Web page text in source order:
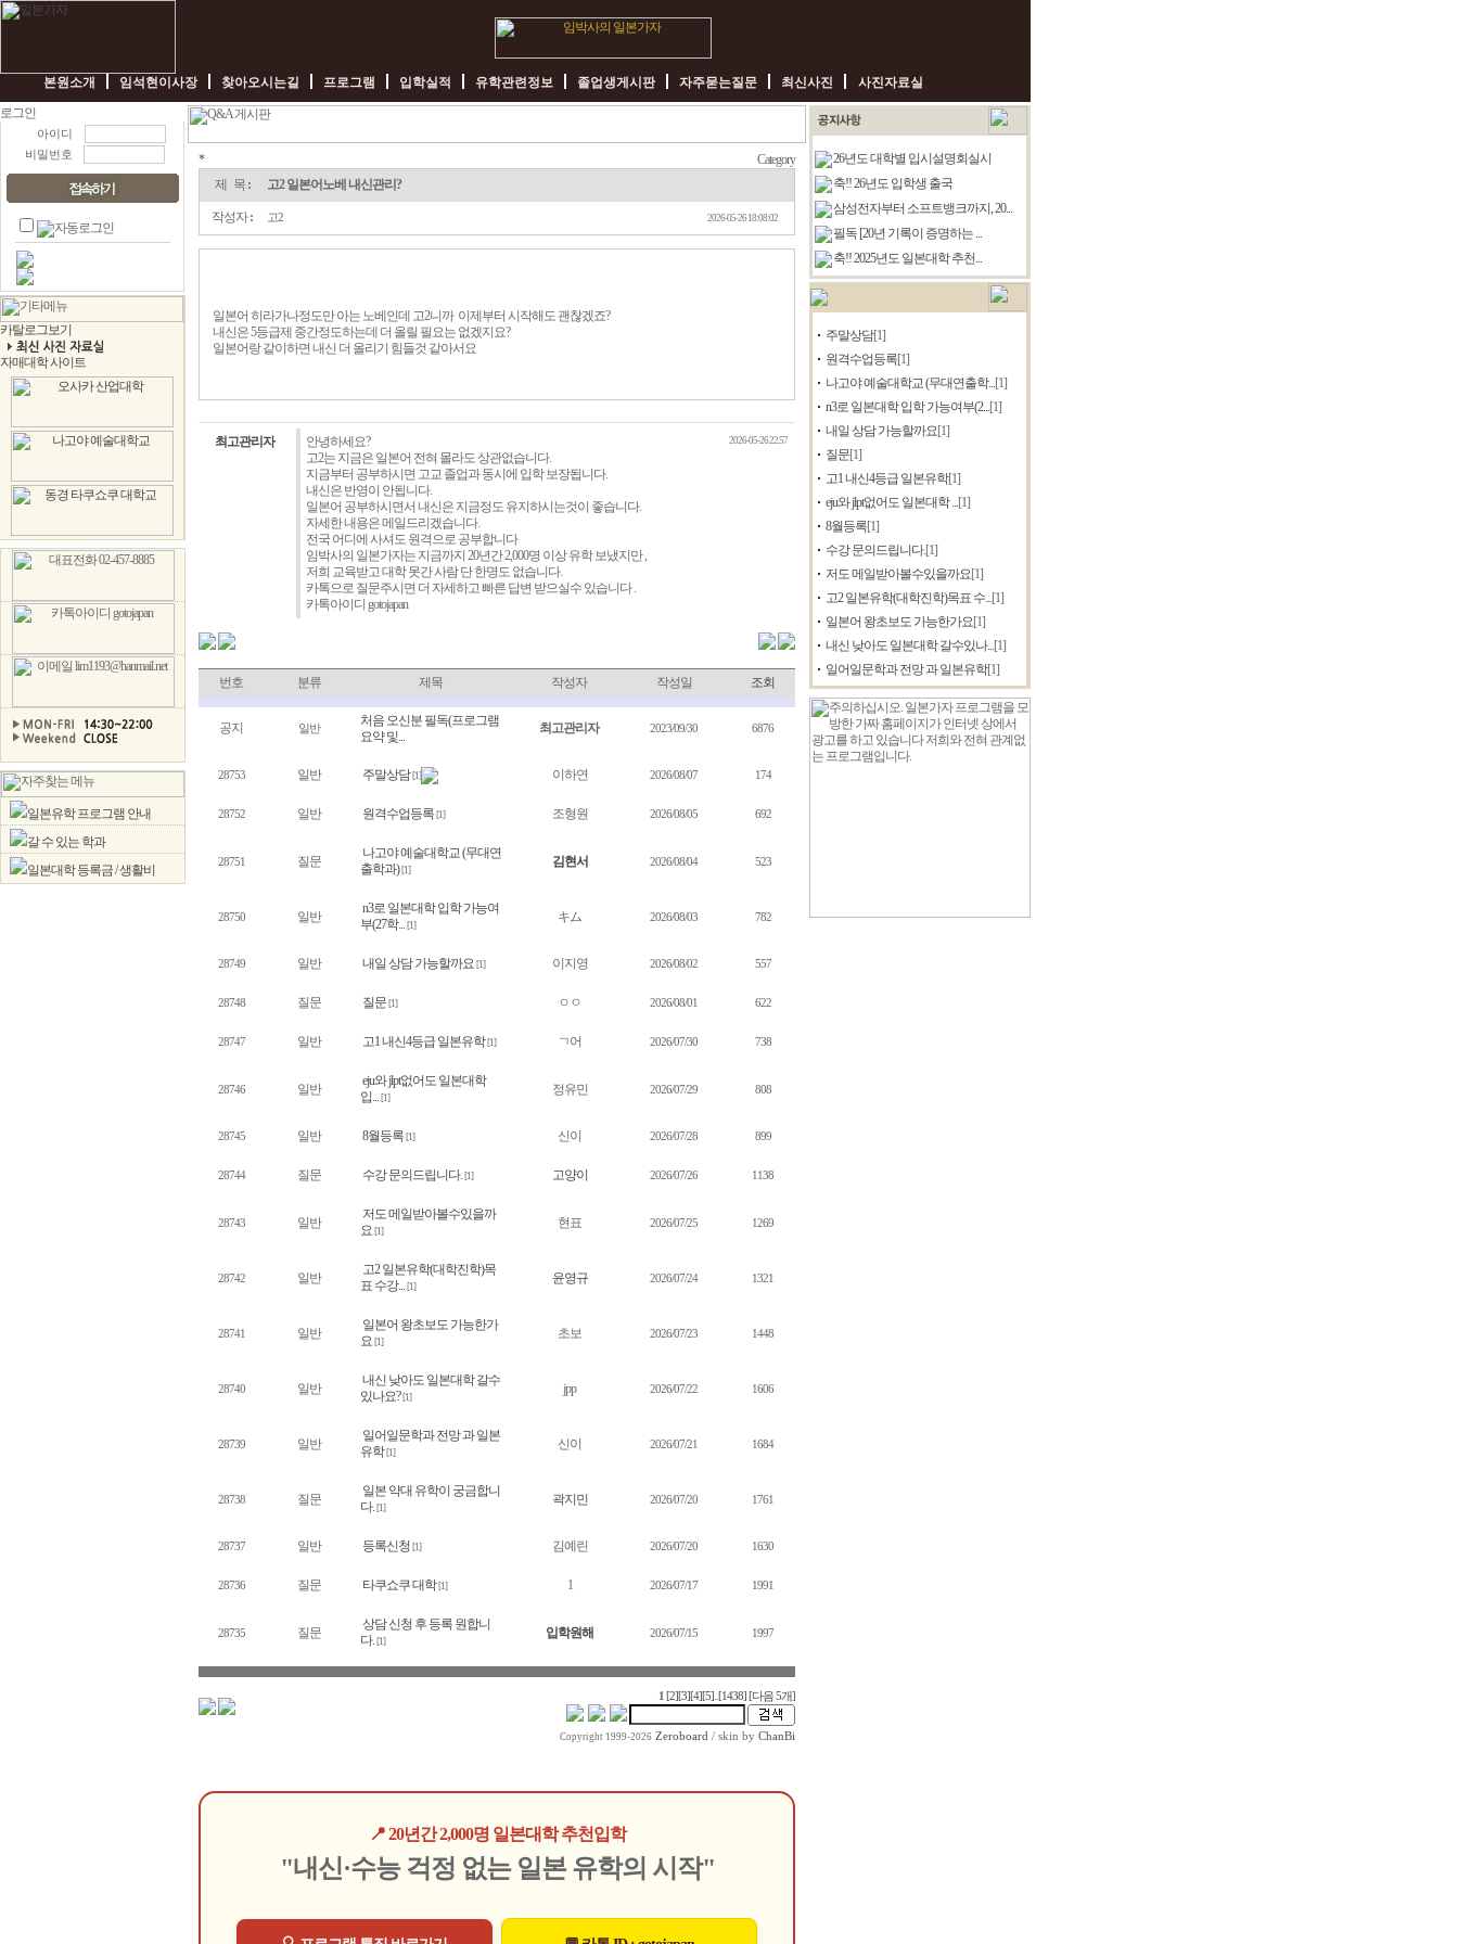
본원소개 임석현이사장 찾아오시는길 프로그램 입학실적 유학관련정보 졸업생게시판 자주묻는질문 최신사진 사진자료실
아이디
비밀번호
일본유학 프로그램 안내
갈 수 있는 학과
일본대학 등록금 / 생활비
* Category
고
일
본
어
노
신
관
리?
사
일
본
가
제 목 : 고2 일본어노베 내신관리?
작성자: 고2 2026-05-26 18:08:02
일본어 히라가나정도만 아는 노베인데 고2니까 이제부터 시작해도 괜찮겠죠?
내신은 5등급제 중간정도하는데 더 올릴 필요는 없겠지요?
일본어랑 같이하면 내신 더 올리기 힘들것 같아서요
최고관리자
안녕하세요?
고2는 지금은 일본어 전혀 몰라도 상관없습니다.
지금부터 공부하시면 고교 졸업과 동시에 입학 보장됩니다.
내신은 반영이 안됩니다.
일본어 공부하시면서 내신은 지금정도 유지하시는것이 좋습니다.
자세한 내용은 메일드리겠습니다.
전국 어디에 사셔도 원격으로 공부합니다
임박사의 일본가자는 지금까지 20년간 2,000명 이상 유학 보냈지만 ,
저희 교육받고 대학 못간 사람 단 한명도 없습니다.
카톡으로 질문주시면 더 자세하고 빠른 답변 받으실수 있습니다 .
카톡아이디 gotojapan
2026-05-26 22.57
번호 분류 제목 작성자 작성일 조회
공지 일반
처음 오신분 필독(프로그램
요약 및...
최고관리자 2023/09/30 6876
28753 일반 주말상담 [1] 이하연 2026/08/07 174
28752 일반 원격수업등록 [1] 조형원 2026/08/05 692
28751 질문
나고야 예술대학교 (무대연
출학과) [1]
김현서 2026/08/04 523
28750 일반
n3로 일본대학 입학 가능여
부(27학... [1]
キム 2026/08/03 782
28749 일반 내일 상담 가능할까요 [1] 이지영 2026/08/02 557
28748 질문 질문 [1] ㅇㅇ 2026/08/01 622
28747 일반 고1 내신4등급 일본유학 [1] ㄱ어 2026/07/30 738
28746 일반
eju와 jlpt없어도 일본대학
입... [1]
정유민 2026/07/29 808
28745 일반 8월등록 [1] 신이 2026/07/28 899
28744 질문 수강 문의드립니다. [1] 고양이 2026/07/26 1138
28743 일반
저도 메일받아볼수있을까
요 [1]
현표 2026/07/25 1269
28742 일반
고2 일본유학(대학진학)목
표 수강... [1]
윤영규 2026/07/24 1321
28741 일반
일본어 왕초보도 가능한가
요 [1]
초보 2026/07/23 1448
28740 일반
내신 낮아도 일본대학 갈수
있나요? [1]
jpp 2026/07/22 1606
28739 일반
일어일문학과 전망 과 일본
유학 [1]
신이 2026/07/21 1684
28738 질문
일본 약대 유학이 궁금합니
다. [1]
곽지민 2026/07/20 1761
28737 일반 등록신청 [1] 김예린 2026/07/20 1630
28736 질문 타쿠쇼쿠 대학 [1] 1 2026/07/17 1991
28735 질문
상담 신청 후 등록 원합니
다. [1]
입학원해 2026/07/15 1997
1 [2][3][4][5] [1438] [다음 5개]
Copyright 1999-2026 Zeroboard / skin by ChanBi
📍 20년간 2,000명 일본대학 추천입학
"내신·수능 걱정 없는 일본 유학의 시작"
26년도 대학별 입시설명회실시
축!! 26년도 입학생 출국
삼성전자부터 소프트뱅크까지, 20...
필독 [20년 기록이 증명하는 ...
축!! 2025년도 일본대학 추천...
주말상담[1]
원격수업등록[1]
나고야 예술대학교 (무대연출학...[1]
n3로 일본대학 입학 가능여부(2...[1]
내일 상담 가능할까요[1]
질문[1]
고1 내신4등급 일본유학[1]
eju와 jlpt없어도 일본대학 ...[1]
8월등록[1]
수강 문의드립니다.[1]
저도 메일받아볼수있을까요[1]
고2 일본유학(대학진학)목표 수...[1]
일본어 왕초보도 가능한가요[1]
내신 낮아도 일본대학 갈수있나...[1]
일어일문학과 전망 과 일본유학[1]